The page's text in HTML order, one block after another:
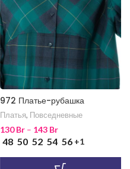
972 Платье-рубашка
Платья, Повседневные
130Br – 143 Br
48 50 52 54 56 +1